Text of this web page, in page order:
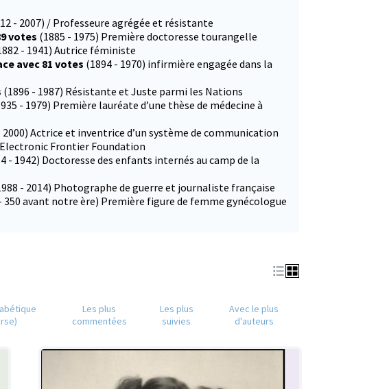
- 2007) / Professeure agrégée et résistante
onglet)
votes (1885 - 1975) Première doctoresse tourangelle
- 1941) Autrice féministe
un nouvel onglet)
avec 81 votes (1894 - 1970) infirmière engagée dans la
(1896 - 1987) Résistante et Juste parmi les Nations
- 1979) Première lauréate d’une thèse de médecine à
2000) Actrice et inventrice d’un système de communication
Frontier Foundation
- 1942) Doctoresse des enfants internés au camp de la
- 2014) Photographe de guerre et journaliste française
350 avant notre ère) Première figure de femme gynécologue
Les plus
commentées
Les plus
suivies
Avec le plus
d'auteurs